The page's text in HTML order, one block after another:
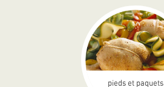
pieds et paquets